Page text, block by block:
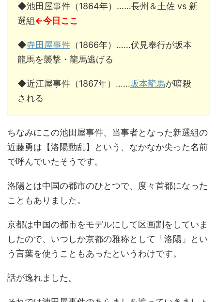
◆池田屋事件（1864年）……長州＆土佐 vs 新
選組←今日ここ
◆寺田屋事件 （1866年）……伏見奉行が坂本
龍馬を襲撃・龍馬逃げる
◆近江屋事件（1867年）……坂本龍馬が暗殺
される
ちなみにこの池田屋事件、当事者となった新選組の
近藤勇は【洛陽動乱】という、なかなか尖った名前
で呼んでいたそうです。
洛陽とは中国の都市のひとつで、度々首都になった
こともありました。
京都は中国の都市をモデルにして区画割をしていま
したので、いつしか京都の雅称として「洛陽」とい
う言葉を使うこともあったというわけです。
話が逸れました。